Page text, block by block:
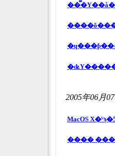
2005年06月
MacOS